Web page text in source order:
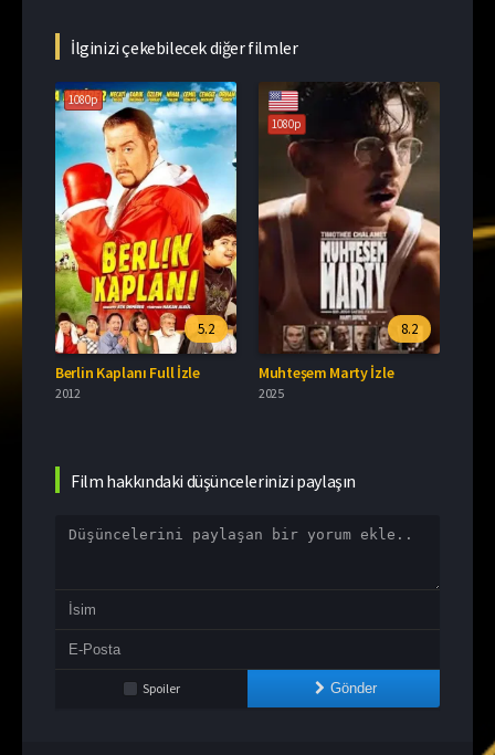
İlginizi çekebilecek diğer filmler
1080p
5.2
Berlin Kaplanı Full İzle
2012
1080p
8.2
Muhteşem Marty İzle
2025
Film hakkındaki düşüncelerinizi paylaşın
Spoiler Gönder